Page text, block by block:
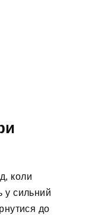
коли
у сильний
до